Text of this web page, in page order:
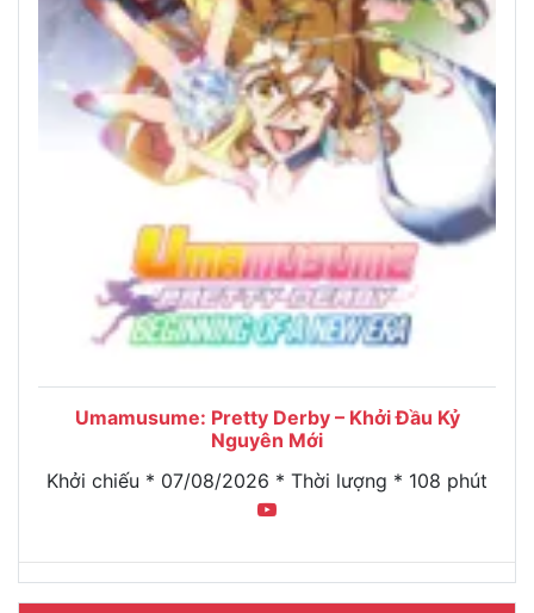
Umamusume: Pretty Derby – Khởi Đầu Kỷ
Nguyên Mới
Khởi chiếu * 07/08/2026 * Thời lượng * 108 phút